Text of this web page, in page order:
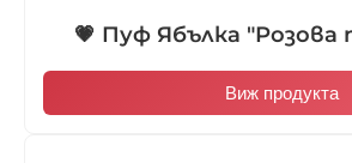
💗 Пуф Ябълка "Розова
Виж продукта